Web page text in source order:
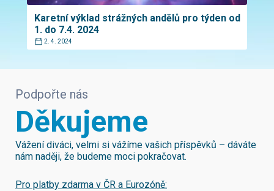
Karetní výklad strážných andělů pro týden od
1. do 7.4. 2024
2. 4. 2024
Podpořte nás
Děkujeme
Vážení diváci, velmi si vážíme vašich příspěvků – dáváte
nám naději, že budeme moci pokračovat.
Pro platby zdarma v ČR a Eurozóně: